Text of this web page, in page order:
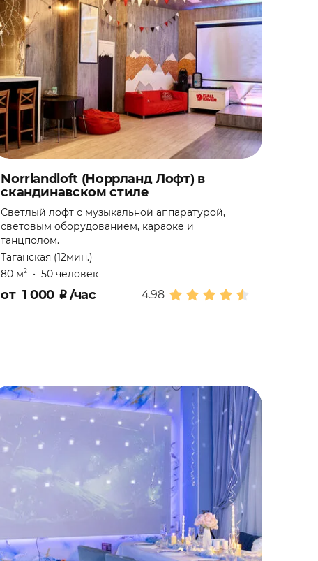
Norrlandloft (Норрланд Лофт) в
скандинавском стиле
Светлый лофт с музыкальной аппаратурой,
световым оборудованием, караоке и
танцполом.
Таганская (12мин.)
80 м2 •50 человек
4.98
от 1 000 ₽/час